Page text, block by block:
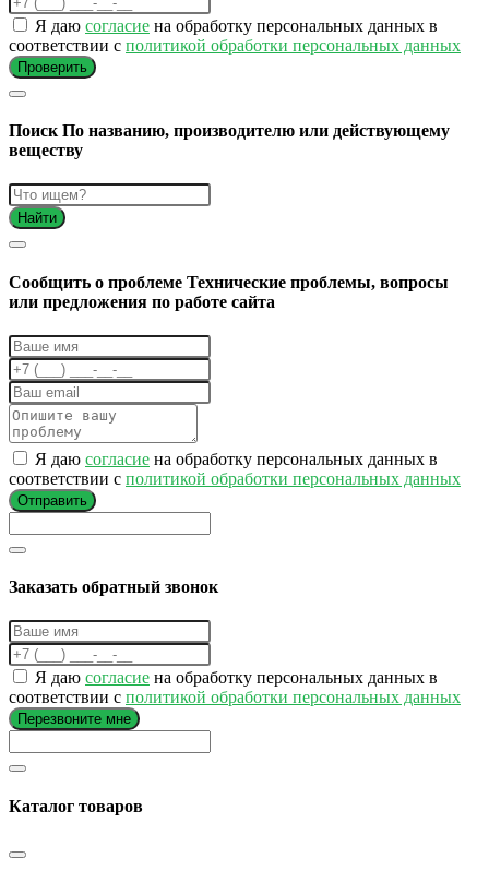
Я даю согласие на обработку персональных данных в
соответствии с политикой обработки персональных данных
Проверить
Поиск По названию, производителю или действующему
веществу
Найти
Cообщить о проблеме Технические проблемы, вопросы
или предложения по работе сайта
Я даю согласие на обработку персональных данных в
соответствии с политикой обработки персональных данных
Отправить
Заказать обратный звонок
Я даю согласие на обработку персональных данных в
соответствии с политикой обработки персональных данных
Перезвоните мне
Каталог товаров